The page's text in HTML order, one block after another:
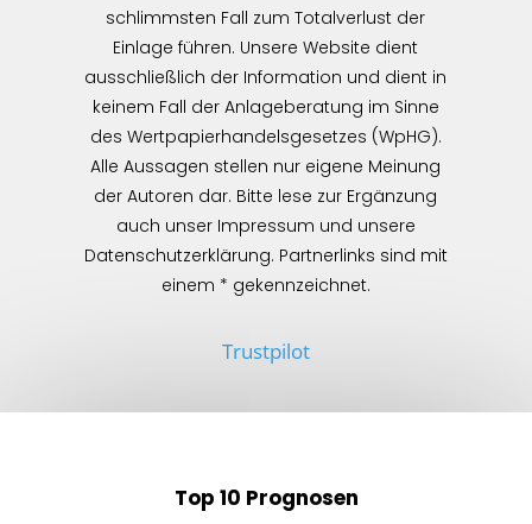
schlimmsten Fall zum Totalverlust der
Einlage führen. Unsere Website dient
ausschließlich der Information und dient in
keinem Fall der Anlageberatung im Sinne
des Wertpapierhandelsgesetzes (WpHG).
Alle Aussagen stellen nur eigene Meinung
der Autoren dar. Bitte lese zur Ergänzung
auch unser Impressum und unsere
Datenschutzerklärung. Partnerlinks sind mit
einem * gekennzeichnet.
Trustpilot
Top 10 Prognosen